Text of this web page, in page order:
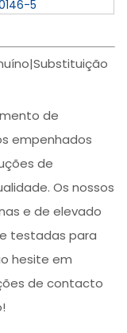
5
de
empenhados
de
Os nossos
e de elevado
testadas para
hesite em
de contacto